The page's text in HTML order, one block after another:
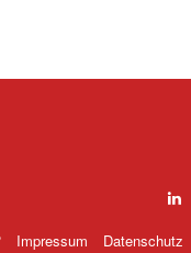
Impressum Datenschutz